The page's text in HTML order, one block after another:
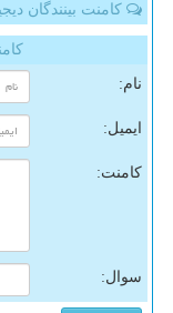
کامنت بینندگان
نام:
ایمیل:
کامنت:
سوال: